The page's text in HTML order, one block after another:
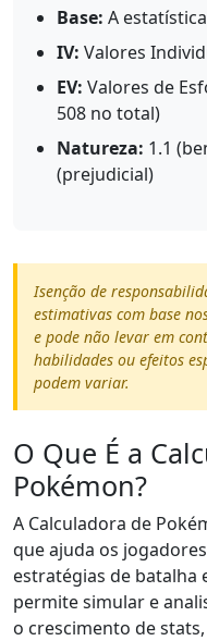
Base: A
IV: Valores
EV: Valores de
508 no total)
Natureza: 1.1
(prejudicial)
Isenção de
estimativas com base
e pode não levar em
habilidades ou efeitos
podem variar.
O Que É a
Pokémon?
A Calculadora de
que ajuda os
estratégias de batalha
permite simular e
o crescimento de